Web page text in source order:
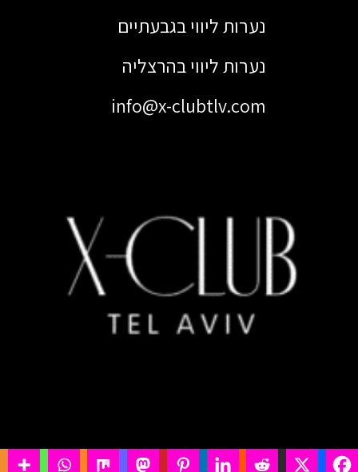
נערות ליווי בגבעתיים
נערות ליווי בהרצליה
info@x-clubtlv.com